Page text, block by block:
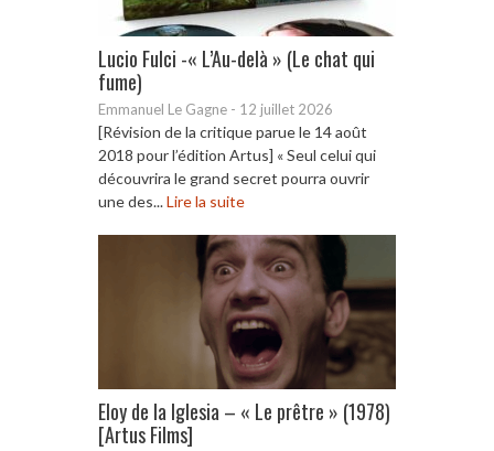
Lucio Fulci -« L’Au-delà » (Le chat qui
fume)
Emmanuel Le Gagne - 12 juillet 2026
[Révision de la critique parue le 14 août
2018 pour l’édition Artus] « Seul celui qui
découvrira le grand secret pourra ouvrir
une des...Lire la suite
Eloy de la Iglesia – « Le prêtre » (1978)
[Artus Films]